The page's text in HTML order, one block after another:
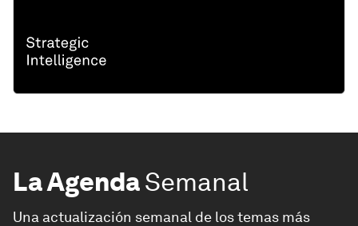
La AgendaSemanal
Una actualización semanal de los temas más